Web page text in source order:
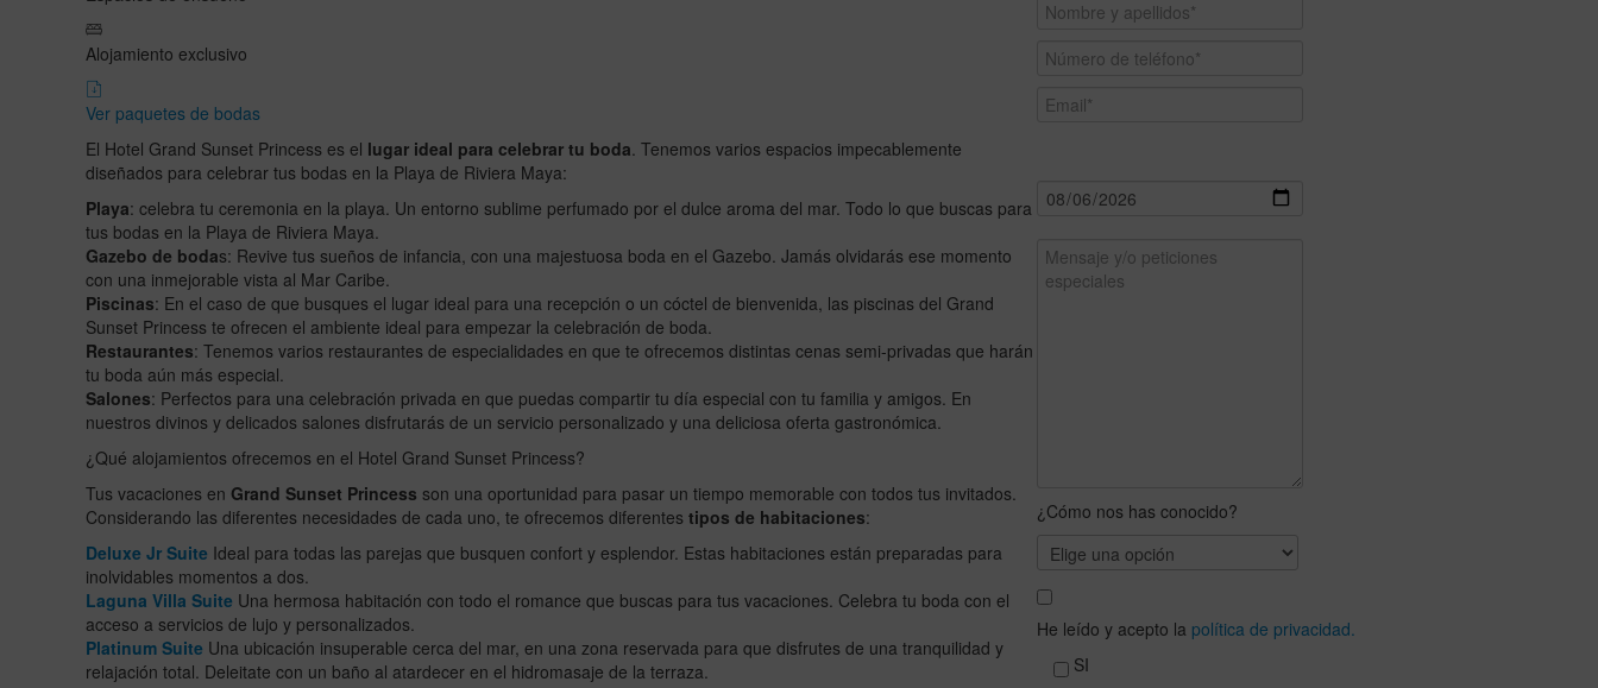
Alojamiento exclusivo
Ver paquetes de bodas
El Hotel Grand Sunset Princess es el lugar ideal para celebrar tu boda . Tenemos varios espacios impecablemente
diseñados para celebrar tus bodas en la Playa de Riviera Maya:
Playa: celebra tu ceremonia en la playa. Un entorno sublime perfumado por el dulce aroma del mar. Todo lo que buscas para
tus bodas en la Playa de Riviera Maya.
Gazebo de bodas: Revive tus sueños de infancia, con una majestuosa boda en el Gazebo. Jamás olvidarás ese momento
con una inmejorable vista al Mar Caribe.
Piscinas: En el caso de que busques el lugar ideal para una recepción o un cóctel de bienvenida, las piscinas del Grand
Sunset Princess te ofrecen el ambiente ideal para empezar la celebración de boda.
Restaurantes: Tenemos varios restaurantes de especialidades en que te ofrecemos distintas cenas semi-privadas que harán
tu boda aún más especial.
Salones: Perfectos para una celebración privada en que puedas compartir tu día especial con tu familia y amigos. En
nuestros divinos y delicados salones disfrutarás de un servicio personalizado y una deliciosa oferta gastronómica.
¿Qué alojamientos ofrecemos en el Hotel Grand Sunset Princess?
Tus vacaciones en Grand Sunset Princess son una oportunidad para pasar un tiempo memorable con todos tus invitados.
Considerando las diferentes necesidades de cada uno, te ofrecemos diferentes tipos de habitaciones:
Deluxe Jr Suite Ideal para todas las parejas que busquen confort y esplendor. Estas habitaciones están preparadas para
inolvidables momentos a dos.
Laguna Villa Suite Una hermosa habitación con todo el romance que buscas para tus vacaciones. Celebra tu boda con el
acceso a servicios de lujo y personalizados.
Platinum Suite Una ubicación insuperable cerca del mar, en una zona reservada para que disfrutes de una tranquilidad y
relajación total. Deleitate con un baño al atardecer en el hidromasaje de la terraza.
¿Cómo nos has conocido?
He leído y acepto la política de privacidad.
SI